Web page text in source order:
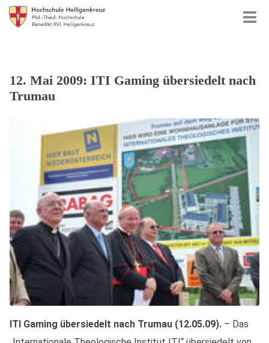
12. Mai 2009: ITI Gaming übersiedelt nach
Trumau
ITI Gaming übersiedelt nach Trumau (12.05.09). – Das